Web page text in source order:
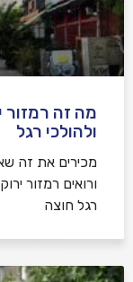
מה זה רמזור
ולהולכי רגל
מכירים את זה
ורואים רמזור
רגל חוצה